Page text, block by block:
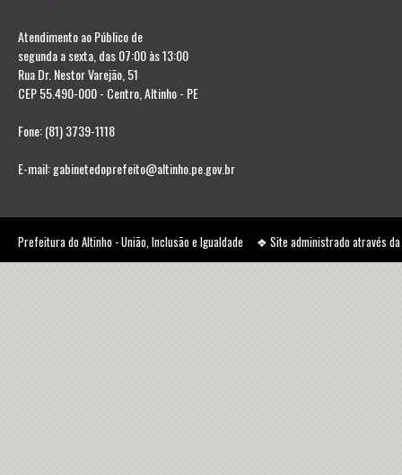
Atendimento ao Público de
segunda a sexta, das 07:00 às 13:00
Rua Dr. Nestor Varejão, 51
CEP 55.490-000 - Centro, Altinho - PE
Fone: (81) 3739-1118
E-mail: gabinetedoprefeito@altinho.pe.gov.br
Prefeitura do Altinho - União, Inclusão e Igualdade ❖ Site administrado através da